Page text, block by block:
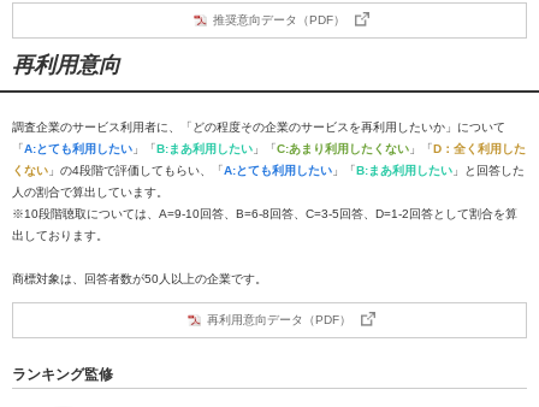
推奨意向データ（PDF）
再利用意向
調査企業のサービス利用者に、「どの程度その企業のサービスを再利用したいか」について
「A:とても利用したい 」「B:まあ利用したい 」「C:あまり利用したくない 」「D：全く利用した
くない 」の4段階で評価してもらい、「A:とても利用したい 」「B:まあ利用したい 」と回答した
人の割合で算出しています。
※10段階聴取については、A=9-10回答、B=6-8回答、C=3-5回答、D=1-2回答として割合を算
出しております。
商標対象は、回答者数が50人以上の企業です。
再利用意向データ（PDF）
ランキング監修